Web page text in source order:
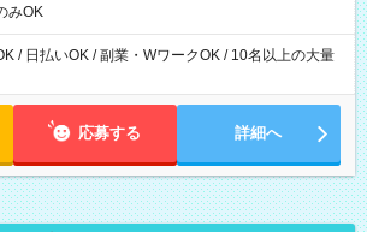
みOK
/ 日払いOK / 副業・WワークOK / 10名以上の大量
応募する 詳細へ